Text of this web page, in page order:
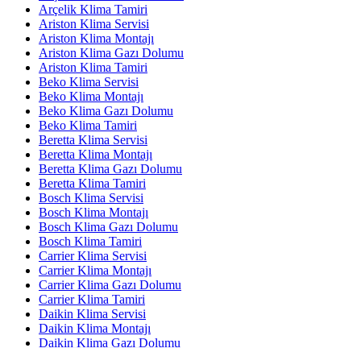
Arçelik Klima Tamiri
Ariston Klima Servisi
Ariston Klima Montajı
Ariston Klima Gazı Dolumu
Ariston Klima Tamiri
Beko Klima Servisi
Beko Klima Montajı
Beko Klima Gazı Dolumu
Beko Klima Tamiri
Beretta Klima Servisi
Beretta Klima Montajı
Beretta Klima Gazı Dolumu
Beretta Klima Tamiri
Bosch Klima Servisi
Bosch Klima Montajı
Bosch Klima Gazı Dolumu
Bosch Klima Tamiri
Carrier Klima Servisi
Carrier Klima Montajı
Carrier Klima Gazı Dolumu
Carrier Klima Tamiri
Daikin Klima Servisi
Daikin Klima Montajı
Daikin Klima Gazı Dolumu